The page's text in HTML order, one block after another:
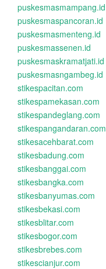
puskesmasmampang.id
puskesmaspancoran.id
puskesmasmenteng.id
puskesmassenen.id
puskesmaskramatjati.id
puskesmasngambeg.id
stikespacitan.com
stikespamekasan.com
stikespandeglang.com
stikespangandaran.com
stikesacehbarat.com
stikesbadung.com
stikesbanggai.com
stikesbangka.com
stikesbanyumas.com
stikesbekasi.com
stikesblitar.com
stikesbogor.com
stikesbrebes.com
stikescianjur.com